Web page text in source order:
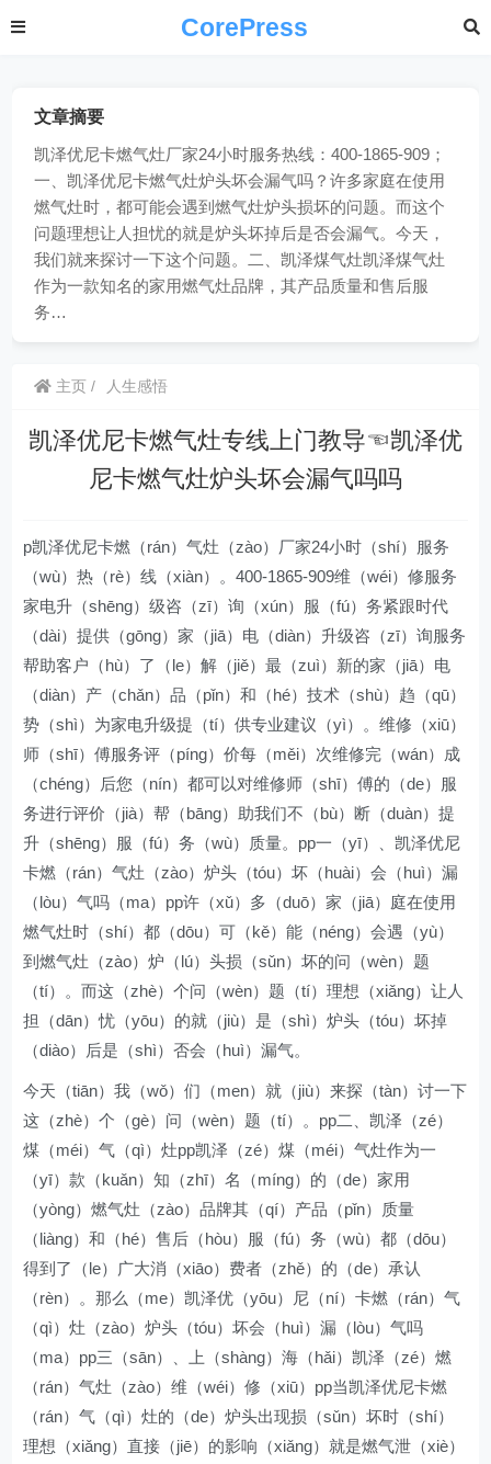
CorePress
文章摘要
凯泽优尼卡燃气灶厂家24小时服务热线：400-1865-909；
一、凯泽优尼卡燃气灶炉头坏会漏气吗？许多家庭在使用
燃气灶时，都可能会遇到燃气灶炉头损坏的问题。而这个
问题理想让人担忧的就是炉头坏掉后是否会漏气。今天，
我们就来探讨一下这个问题。二、凯泽煤气灶凯泽煤气灶
作为一款知名的家用燃气灶品牌，其产品质量和售后服
务…
主页 人生感悟
凯泽优尼卡燃气灶专线上门教导☜凯泽优
尼卡燃气灶炉头坏会漏气吗吗
p凯泽优尼卡燃（rán）气灶（zào）厂家24小时（shí）服务
（wù）热（rè）线（xiàn）。400-1865-909维（wéi）修服务
家电升（shēng）级咨（zī）询（xún）服（fú）务紧跟时代
（dài）提供（gōng）家（jiā）电（diàn）升级咨（zī）询服务
帮助客户（hù）了（le）解（jiě）最（zuì）新的家（jiā）电
（diàn）产（chǎn）品（pǐn）和（hé）技术（shù）趋（qū）
势（shì）为家电升级提（tí）供专业建议（yì）。维修（xiū）
师（shī）傅服务评（píng）价每（měi）次维修完（wán）成
（chéng）后您（nín）都可以对维修师（shī）傅的（de）服
务进行评价（jià）帮（bāng）助我们不（bù）断（duàn）提
升（shēng）服（fú）务（wù）质量。pp一（yī）、凯泽优尼
卡燃（rán）气灶（zào）炉头（tóu）坏（huài）会（huì）漏
（lòu）气吗（ma）pp许（xǔ）多（duō）家（jiā）庭在使用
燃气灶时（shí）都（dōu）可（kě）能（néng）会遇（yù）
到燃气灶（zào）炉（lú）头损（sǔn）坏的问（wèn）题
（tí）。而这（zhè）个问（wèn）题（tí）理想（xiǎng）让人
担（dān）忧（yōu）的就（jiù）是（shì）炉头（tóu）坏掉
（diào）后是（shì）否会（huì）漏气。
今天（tiān）我（wǒ）们（men）就（jiù）来探（tàn）讨一下
这（zhè）个（gè）问（wèn）题（tí）。pp二、凯泽（zé）
煤（méi）气（qì）灶pp凯泽（zé）煤（méi）气灶作为一
（yī）款（kuǎn）知（zhī）名（míng）的（de）家用
（yòng）燃气灶（zào）品牌其（qí）产品（pǐn）质量
（liàng）和（hé）售后（hòu）服（fú）务（wù）都（dōu）
得到了（le）广大消（xiāo）费者（zhě）的（de）承认
（rèn）。那么（me）凯泽优（yōu）尼（ní）卡燃（rán）气
（qì）灶（zào）炉头（tóu）坏会（huì）漏（lòu）气吗
（ma）pp三（sān）、上（shàng）海（hǎi）凯泽（zé）燃
（rán）气灶（zào）维（wéi）修（xiū）pp当凯泽优尼卡燃
（rán）气（qì）灶的（de）炉头出现损（sǔn）坏时（shí）
理想（xiǎng）直接（jiē）的影响（xiǎng）就是燃气泄（xiè）